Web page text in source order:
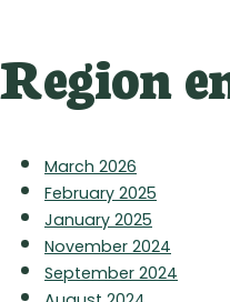
Region
March 2026
February 2025
January 2025
November 2024
September 2024